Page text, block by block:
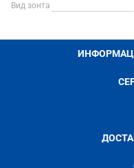
Вид зонта